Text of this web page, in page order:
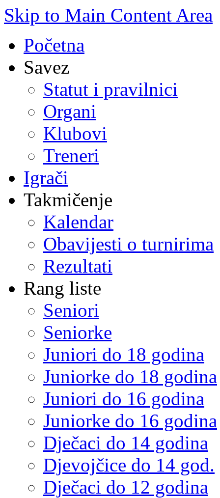
Skip to Main Content Area
Početna
Savez
Statut i pravilnici
Organi
Klubovi
Treneri
Igrači
Takmičenje
Kalendar
Obavijesti o turnirima
Rezultati
Rang liste
Seniori
Seniorke
Juniori do 18 godina
Juniorke do 18 godina
Juniori do 16 godina
Juniorke do 16 godina
Dječaci do 14 godina
Djevojčice do 14 god.
Dječaci do 12 godina